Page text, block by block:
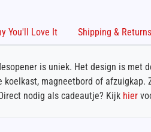
You'll Love It Shipping & Returns
is uniek. Het design is met
koelkast, magneetbord of
nodig als cadeautje? Kijk hier